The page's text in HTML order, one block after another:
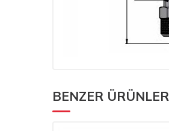
BENZER ÜRÜNLER